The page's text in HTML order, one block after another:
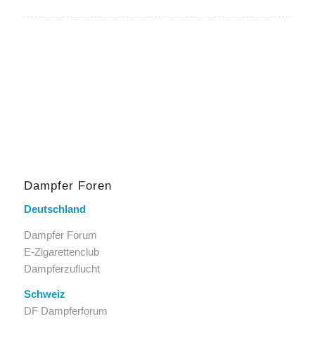
Dampfer Foren
Deutschland
Dampfer Forum
E-Zigarettenclub
Dampferzuflucht
Schweiz
DF Dampferforum